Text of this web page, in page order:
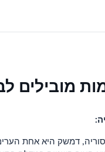
מובילים
דמשק היא אחת